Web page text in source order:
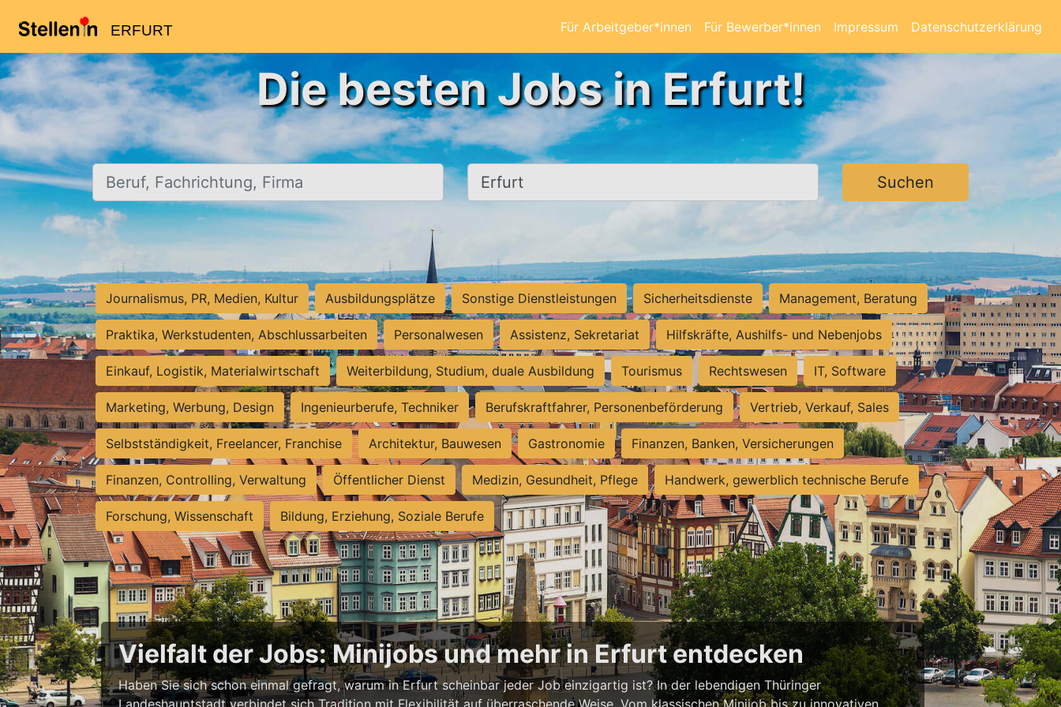
ERFURT Für Arbeitgeber*innen Für Bewerber*innen Impressum Datenschutzerklärung
Die besten Jobs in Erfurt!
Beruf, Fachrichtung, Firma Ort, Stadt Suchen
Journalismus, PR, Medien, Kultur Ausbildungsplätze Sonstige Dienstleistungen Sicherheitsdienste Management, Beratung
Praktika, Werkstudenten, Abschlussarbeiten Personalwesen Assistenz, Sekretariat Hilfskräfte, Aushilfs- und Nebenjobs
Einkauf, Logistik, Materialwirtschaft Weiterbildung, Studium, duale Ausbildung Tourismus Rechtswesen IT, Software
Marketing, Werbung, Design Ingenieurberufe, Techniker Berufskraftfahrer, Personenbeförderung Vertrieb, Verkauf, Sales
Selbstständigkeit, Freelancer, Franchise Architektur, Bauwesen Gastronomie Finanzen, Banken, Versicherungen
Finanzen, Controlling, Verwaltung Öffentlicher Dienst Medizin, Gesundheit, Pflege Handwerk, gewerblich technische Berufe
Forschung, Wissenschaft Bildung, Erziehung, Soziale Berufe
Vielfalt der Jobs: Minijobs und mehr in Erfurt entdecken
Haben Sie sich schon einmal gefragt, warum in Erfurt scheinbar jeder Job einzigartig ist? In der lebendigen Thüringer